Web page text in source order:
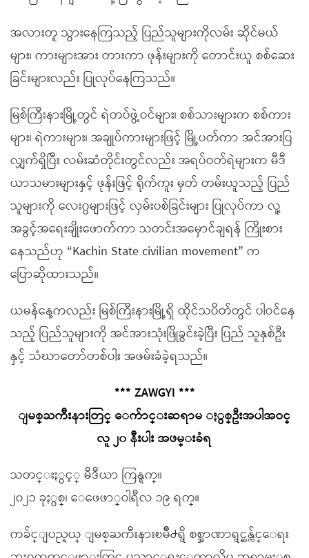
အလားတူ သွားနေကြသည့် ပြည်သူများကိုလမ်း ဆိုင်မယ်
များ၊ ကားများအား တားကာ ဖုန်းများကို တောင်းယူ စစ်ဆေး
ခြင်းများလည်း ပြုလုပ်နေကြသည်။
မြစ်ကြီးနားမြို့တွင် ရဲတပ်ဖွဲ့ဝင်များ၊ စစ်သားများက စစ်ကား
များ၊ ရဲကားများ၊ အချုပ်ကားများဖြင့် မြို့ပတ်ကာ အင်အားပြ
လျှက်ရှိပြီး လမ်းဆံတိုင်းတွင်လည်း အရပ်ဝတ်ရဲများက မီဒီ
ယာသမားများနှင့် ဖုန်းဖြင့် ရိုက်ကူး မှတ် တမ်းယူသည့် ပြည်
သူများကို လေးဂွများဖြင့် လှမ်းပစ်ခြင်းများ ပြုလုပ်ကာ လူ့
အခွင့်အရေးချိုးဖောက်ကာ သတင်းအမှောင်ချရန် ကြိုးစား
နေသည်ဟု “Kachin State civilian movement” က
ပြောဆိုထားသည်။
ယမန်နေ့ကလည်း မြစ်ကြီးနားမြို့ရှိ ထိုင်သပိတ်တွင် ပါဝင်နေ
သည့် ပြည်သူများကို အင်အားသုံးဖြိုခွင်းခဲ့ပြီး ပြည် သူနှစ်ဦး
နှင့် သံဃာတော်တစ်ပါး အဖမ်းခံခဲ့ရသည်။
*** ZAWGYI ***
ျမစ္ႀကီးနားတြင္ ေက်ာင္းဆရာမ ႏွစ္ဦးအပါအဝင္
လူ ၂၀ နီးပါး အဖမ္းခံရ
သတင္းႏွင့္ မီဒီယာ ကြန္ရက္။
၂၀၂၁ ခုႏွစ္၊ ေဖေဖာ္ဝါရီလ ၁၉ ရက္။
ကခ်င္ျပည္နယ္ ျမစ္ႀကီးနားၿမိဳ႕ရွိ စစ္အာဏာရွင္ဆန္က်င္ေရး